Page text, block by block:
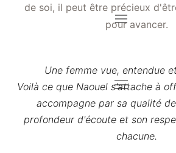
de soi, il peut être précieux
pour avancer.
Une femme vue, entendue
Voilà ce que Naouel s'attache à
accompagne par sa qualité
profondeur d'écoute et son
chacune.